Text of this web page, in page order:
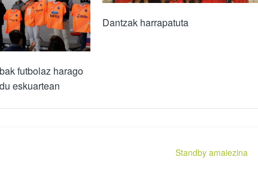
futbolaz harago
eskuartean
Dantzak harrapatuta
Standby amaiezina